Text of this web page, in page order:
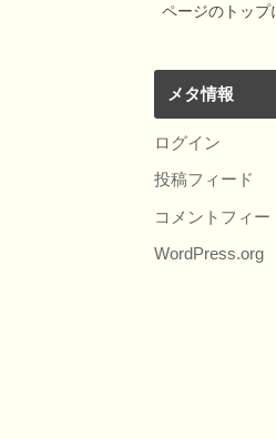
ページのトップ
メタ情報
ログイン
投稿フィード
コメントフィー
WordPress.org